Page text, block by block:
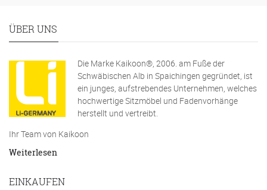
ÜBER UNS
Die Marke Kaikoon®, 2006. am Fuße der
Schwäbischen Alb in Spaichingen gegründet, ist
ein junges, aufstrebendes Unternehmen, welches
hochwertige Sitzmöbel und Fadenvorhänge
herstellt und vertreibt.
Ihr Team von Kaikoon
Weiterlesen
EINKAUFEN